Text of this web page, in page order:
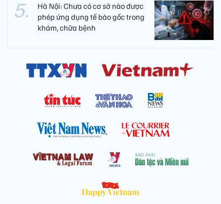
Hà Nội: Chưa có cơ sở nào được
phép ứng dụng tế bào gốc trong
khám, chữa bệnh